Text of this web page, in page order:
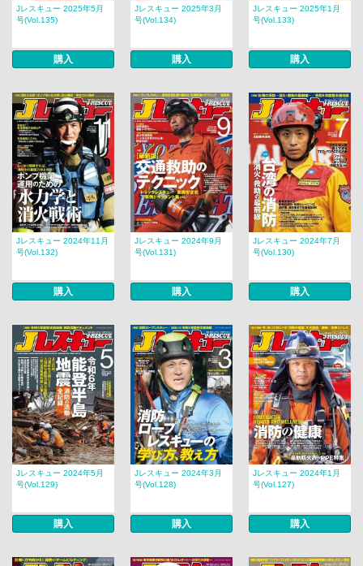
Jレスキュー 2025年5月
号(Vol.135)
購入
Jレスキュー 2025年3月
号(Vol.134)
購入
Jレスキュー 2025年1月
号(Vol.133)
購入
Jレスキュー 2024年11月
号(Vol.132)
購入
Jレスキュー 2024年9月
号(Vol.131)
購入
Jレスキュー 2024年7月
号(Vol.130)
購入
Jレスキュー 2024年5月
号(Vol.129)
購入
Jレスキュー 2024年3月
号(Vol.128)
購入
Jレスキュー 2024年1月
号(Vol.127)
購入